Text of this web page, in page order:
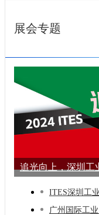
展会专题
追光向上，深圳工
ITES深圳工
广州国际工